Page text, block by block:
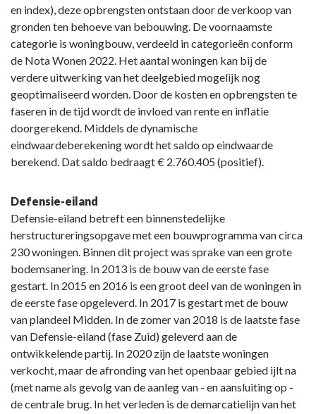
en index), deze opbrengsten ontstaan door de verkoop van
gronden ten behoeve van bebouwing. De voornaamste
categorie is woningbouw, verdeeld in categorieën conform
de Nota Wonen 2022. Het aantal woningen kan bij de
verdere uitwerking van het deelgebied mogelijk nog
geoptimaliseerd worden. Door de kosten en opbrengsten te
faseren in de tijd wordt de invloed van rente en inflatie
doorgerekend. Middels de dynamische
eindwaardeberekening wordt het saldo op eindwaarde
berekend. Dat saldo bedraagt € 2.760.405 (positief).
Defensie-eiland
Defensie-eiland betreft een binnenstedelijke
herstructureringsopgave met een bouwprogramma van circa
230 woningen. Binnen dit project was sprake van een grote
bodemsanering. In 2013 is de bouw van de eerste fase
gestart. In 2015 en 2016 is een groot deel van de woningen in
de eerste fase opgeleverd. In 2017 is gestart met de bouw
van plandeel Midden. In de zomer van 2018 is de laatste fase
van Defensie-eiland (fase Zuid) geleverd aan de
ontwikkelende partij. In 2020 zijn de laatste woningen
verkocht, maar de afronding van het openbaar gebied ijlt na
(met name als gevolg van de aanleg van - en aansluiting op -
de centrale brug. In het verleden is de demarcatielijn van het